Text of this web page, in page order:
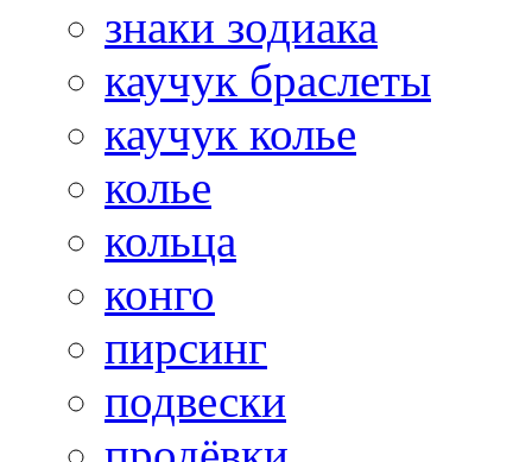
знаки зодиака
каучук браслеты
каучук колье
колье
кольца
конго
пирсинг
подвески